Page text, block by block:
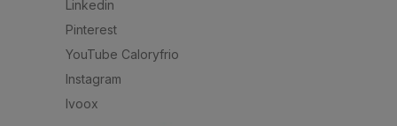
Linkedin
Pinterest
YouTube Caloryfrio
Instagram
Ivoox